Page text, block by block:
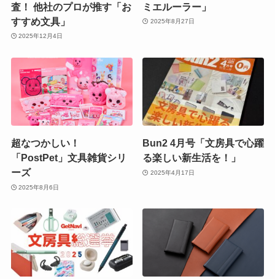
査！ 他社のプロが推す「お
すすめ文具」
2025年12月4日
ミエルーラー」
2025年8月27日
超なつかしい！
「PostPet」文具雑貨シリ
ーズ
2025年8月6日
Bun2 4月号「文房具で心躍
る楽しい新生活を！」
2025年4月17日